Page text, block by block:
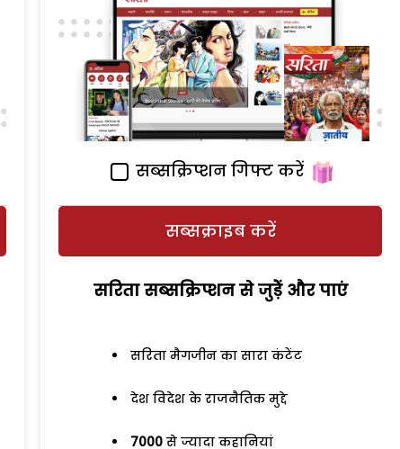
सब्सक्रिप्शन गिफ्ट करें
सब्सक्राइब करें
सरिता सब्सक्रिप्शन से जुड़ेें और पाएं
सरिता मैगजीन का सारा कंटेंट
देश विदेश के राजनैतिक मुद्दे
7000 से ज्यादा कहानियां